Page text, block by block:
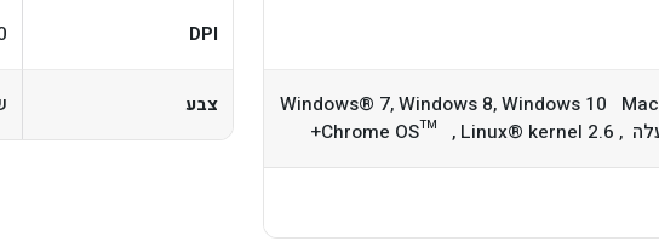
דרישות מערכת: Windows® 7, Windows 8, Windows 10 Mac
DPI
צבע